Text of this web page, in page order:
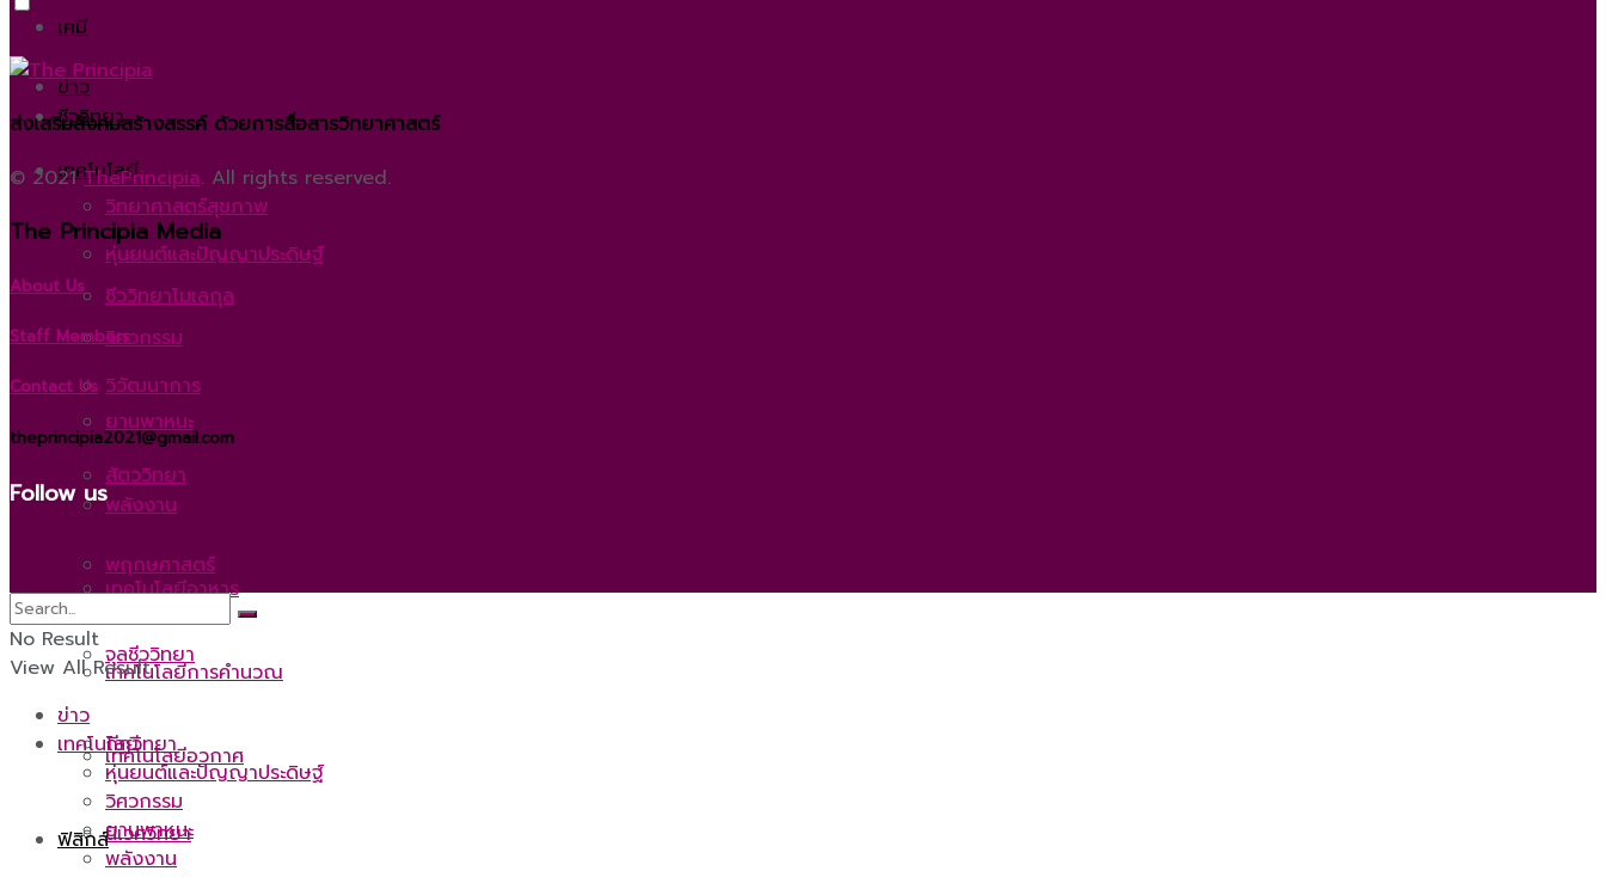
เคมี
ชีววิทยา
วิทยาศาสตร์สุขภาพ
ชีววิทยาโมเลกุล
วิวัฒนาการ
สัตววิทยา
พฤกษศาสตร์
จุลชีววิทยา
กีฏวิทยา
นิเวศวิทยา
ข่าว
เทคโนโลยี
หุ่นยนต์และปัญญาประดิษฐ์
วิศวกรรม
ยานพาหนะ
พลังงาน
เทคโนโลยีอาหาร
เทคโนโลยีการคำนวณ
เทคโนโลยีอวกาศ
ฟิสิกส์
ส่งเสริมสังคมสร้างสรรค์ ด้วยการสื่อสารวิทยาศาสตร์
© 2021ThePrincipia. All rights reserved.
The Principia Media
About Us
Staff Members
Contact Us
theprincipia2021@gmail.com
Follow us
No Result
View All Result
ข่าว
เทคโนโลยี
หุ่นยนต์และปัญญาประดิษฐ์
วิศวกรรม
ยานพาหนะ
พลังงาน